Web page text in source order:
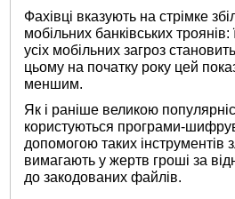
Фахівці вказують на стрімке
мобільних банківських
усіх мобільних загроз
цьому на початку року цей
меншим.
Як і раніше великою
користуються програми-
допомогою таких інструментів
вимагають у жертв гроші за
до закодованих файлів.